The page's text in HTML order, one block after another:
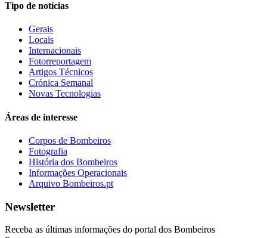
Tipo de notícias
Gerais
Locais
Internacionais
Fotorreportagem
Artigos Técnicos
Crónica Semanal
Novas Tecnologias
Áreas de interesse
Corpos de Bombeiros
Fotografia
História dos Bombeiros
Informações Operacionais
Arquivo Bombeiros.pt
Newsletter
Receba as últimas informações do portal dos Bombeiros